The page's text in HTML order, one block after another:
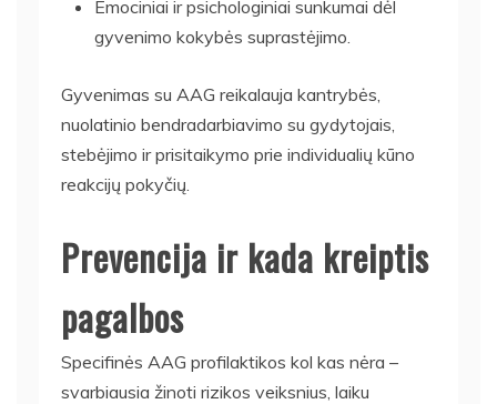
Emociniai ir psichologiniai sunkumai dėl
gyvenimo kokybės suprastėjimo.
Gyvenimas su AAG reikalauja kantrybės,
nuolatinio bendradarbiavimo su gydytojais,
stebėjimo ir prisitaikymo prie individualių kūno
reakcijų pokyčių.
Prevencija ir kada kreiptis
pagalbos
Specifinės AAG profilaktikos kol kas nėra –
svarbiausia žinoti rizikos veiksnius, laiku